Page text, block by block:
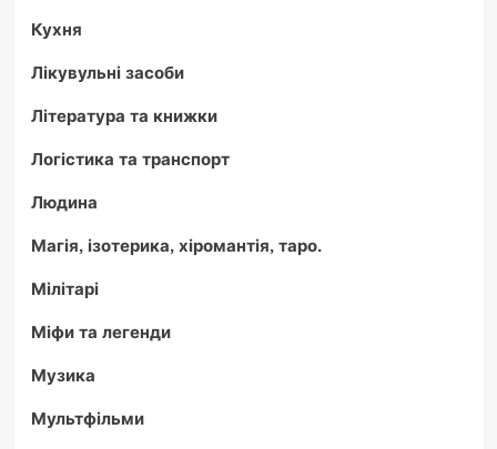
Кухня
Лікувульні засоби
Література та книжки
Логістика та транспорт
Людина
Магія, ізотерика, хіромантія, таро.
Мілітарі
Міфи та легенди
Музика
Мультфільми